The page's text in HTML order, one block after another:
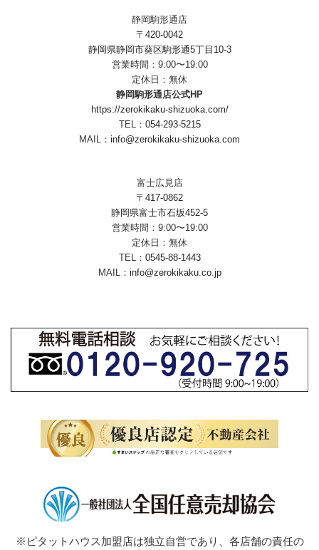
静岡駒形通店
〒420-0042
静岡県静岡市葵区駒形通5丁目10-3
営業時間：9:00〜19:00
定休日：無休
静岡駒形通店公式HP
https://zerokikaku-shizuoka.com/
TEL： 054-293-5215
MAIL： info@zerokikaku-shizuoka.com
富士広見店
〒417-0862
静岡県富士市石坂452-5
営業時間：9:00〜19:00
定休日：無休
TEL： 0545-88-1443
MAIL： info@zerokikaku.co.jp
※ピタットハウス加盟店は独立自営であり、各店舗の責任の